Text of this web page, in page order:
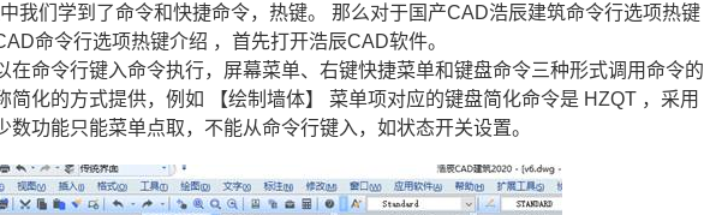
中我们学到了命令和快捷命令，热键。 那么对于国产CAD浩辰建筑命令行选项热键
命令行选项热键介绍 ，首先打开浩辰CAD软件。
在命令行键入命令执行，屏幕菜单、右键快捷菜单和键盘命令三种形式调用命令的
简化的方式提供，例如 【绘制墙体】 菜单项对应的键盘简化命令是 HZQT ，采用
功能只能菜单点取，不能从命令行键入，如状态开关设置。